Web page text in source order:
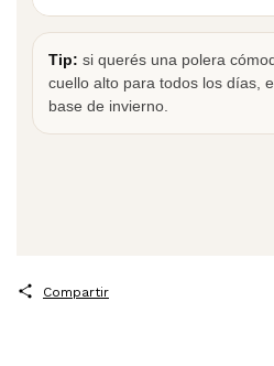
Tip: si querés una polera
cuello alto para todos los días,
base de invierno.
Compartir